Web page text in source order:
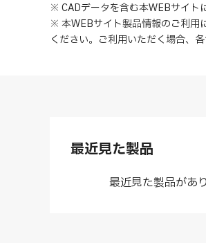
※ CADデータを含む本WEBサイト
※ 本WEBサイト製品情報のご利用
ください。ご利用いただく場合、
最近見た製品
最近見た製品があ